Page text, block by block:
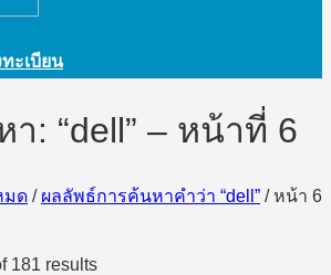
ะเบียน
: “dell” – หน้าที่ 6
มด / ผลลัพธ์การค้นหาคำว่า “dell” /หน้า 6
181 results